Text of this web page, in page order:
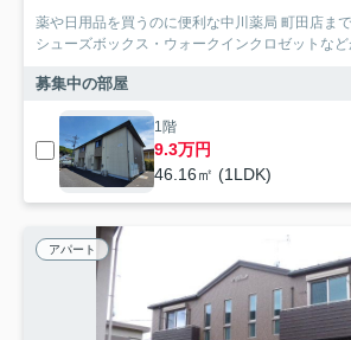
薬や日用品を買うのに便利な中川薬局 町田店ま
シューズボックス・ウォークインクロゼットなど
募集中の部屋
1階
9.3万円
46.16㎡ (1LDK)
アパート